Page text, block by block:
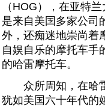
（HOG），在亚特
是来自美国多家公司
外，还痴迷地崇尚着
自娱自乐的摩托车手
的哈雷摩托车。
众所周知，在哈雷
犹如美国六十年代的